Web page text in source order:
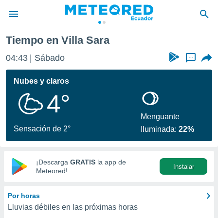
de
ha
calidad.
a este
las
y
digital
basada
Tiempo en Villa Sara
04:43 Sábado ...
Nubes y claros
4°
Sensación de 2°
Menguante
Iluminada:22%
¡Descarga GRATIS la app de
Meteored!
Instalar
Por horas
Lluvias débiles en las próximas horas